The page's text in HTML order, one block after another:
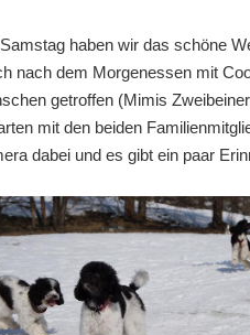
haben wir das schöne
nach dem Morgenessen mit
getroffen (Mimis
mit den beiden
dabei und es gibt ein paar